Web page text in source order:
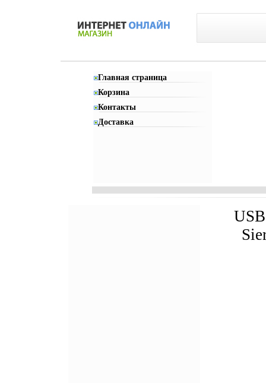
Главная страница
Корзина
Контакты
Доставка